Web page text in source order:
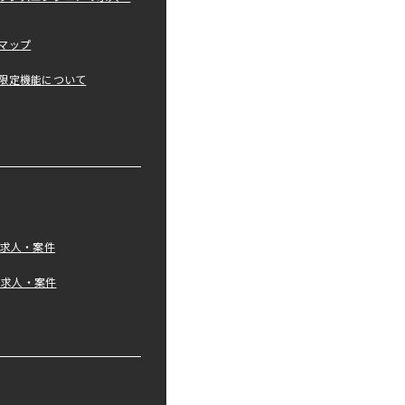
ップ
定機能について
人・案件
人・案件